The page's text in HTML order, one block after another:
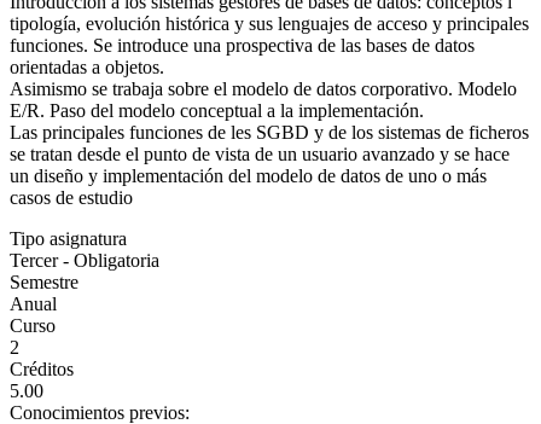
tipología, evolución histórica y sus lenguajes de acceso y principales
funciones. Se introduce una prospectiva de las bases de datos
orientadas a objetos.
Asimismo se trabaja sobre el modelo de datos corporativo. Modelo
E/R. Paso del modelo conceptual a la implementación.
Las principales funciones de les SGBD y de los sistemas de ficheros
se tratan desde el punto de vista de un usuario avanzado y se hace
un diseño y implementación del modelo de datos de uno o más
casos de estudio
Tipo asignatura
Tercer - Obligatoria
Semestre
Anual
Curso
2
Créditos
5.00
Conocimientos previos: